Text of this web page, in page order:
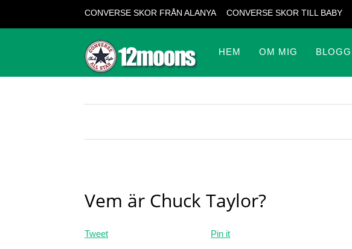
CONVERSE SKOR FRÅN ALANYA CONVERSE SKOR TILL BABY
HEM OM MIG BLOGG
Vem är Chuck Taylor?
Tweet Pin it